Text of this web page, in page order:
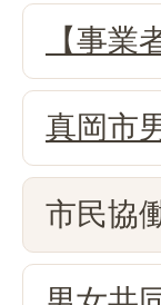
【事
真岡市
市民協